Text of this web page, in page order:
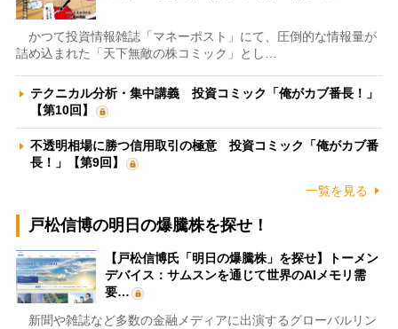
かつて投資情報雑誌「マネーポスト」にて、圧倒的な情報量が
詰め込まれた「天下無敵の株コミック」とし…
テクニカル分析・集中講義 投資コミック「俺がカブ番長！」
【第10回】
不透明相場に勝つ信用取引の極意 投資コミック「俺がカブ番
長！」【第9回】
一覧を見る
戸松信博の明日の爆騰株を探せ！
【戸松信博氏「明日の爆騰株」を探せ】トーメン
デバイス：サムスンを通じて世界のAIメモリ需
要…
新聞や雑誌など多数の金融メディアに出演するグローバルリン